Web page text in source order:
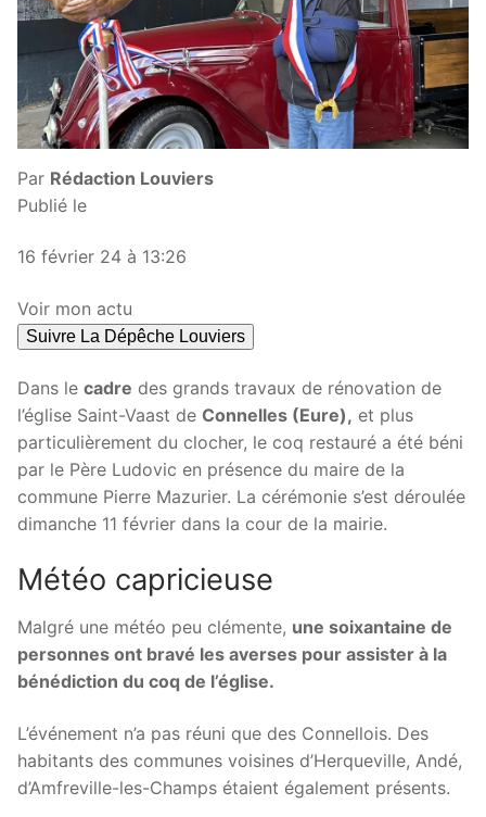
Par Rédaction Louviers
Publié le
16 février 24 à 13:26
Voir mon actu
Suivre La Dépêche Louviers
Dans le cadre des grands travaux de rénovation de
l’église Saint-Vaast de Connelles (Eure), et plus
particulièrement du clocher, le coq restauré a été béni
par le Père Ludovic en présence du maire de la
commune Pierre Mazurier. La cérémonie s’est déroulée
dimanche 11 février dans la cour de la mairie.
Météo capricieuse
Malgré une météo peu clémente, une soixantaine de
personnes ont bravé les averses pour assister à la
bénédiction du coq de l’église.
L’événement n’a pas réuni que des Connellois. Des
habitants des communes voisines d’Herqueville, Andé,
d’Amfreville-les-Champs étaient également présents.